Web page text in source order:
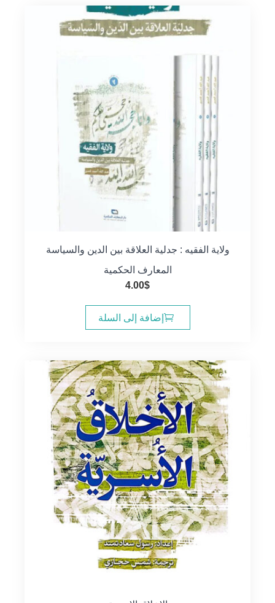
ولاية الفقيه : جدلية العلاقة بين الدين والسياسة
المعارف الحكمية
4.00$
إضافة إلى السلة